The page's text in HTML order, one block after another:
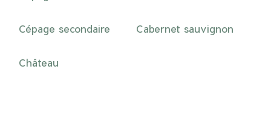
Cépage secondaire Cabernet sauvignon
Château